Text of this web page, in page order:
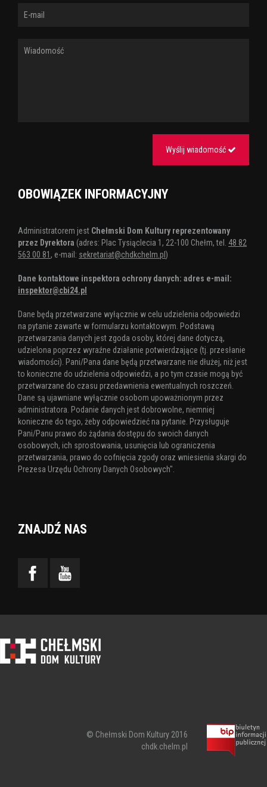
Wyślij wiadomość
OBOWIĄZEK INFORMACYJNY
Administratorem jest Chełmski Dom Kultury reprezentowany
przez Dyrektora (adres: Plac Tysiąclecia 1, 22-100 Chełm, tel. 48 82
563 00 81 , e-mail: sekretariat@chdkchelm.pl )
Dane kontaktowe inspektora ochrony danych: adres e-mail:
inspektor@cbi24.pl
Dane będą przetwarzane wyłącznie w celu udzielenia odpowiedzi
na pytanie zawarte w formularzu kontaktowym. Podstawą
przetwarzania danych jest zgoda osoby, której dane dotyczą,
udzielona poprzez wyraźne działanie potwierdzające (tj. przesłanie
wiadomości). Pani/Pana dane będą przetwarzane nie dłużej, niż jest
to konieczne do udzielenia odpowiedzi, a po tym czasie mogą być
przetwarzane do czasu przedawnienia ewentualnych roszczeń.
Dane są ujawniane wyłącznie osobom upoważnionym przez
administratora. Podanie danych jest dobrowolne, niemniej
konieczne do tego, żeby odpowiedzieć na pytanie. Przysługuje
Pani/Panu prawo do żądania dostępu do swoich danych
osobowych, ich sprostowania, usunięcia lub ograniczenia
przetwarzania, prawo do cofnięcia zgody oraz wniesienia skargi do
Prezesa Urzędu Ochrony Danych Osobowych".
ZNAJDŹ NAS
© Chełmski Dom Kultury 2016
chdk.chelm.pl